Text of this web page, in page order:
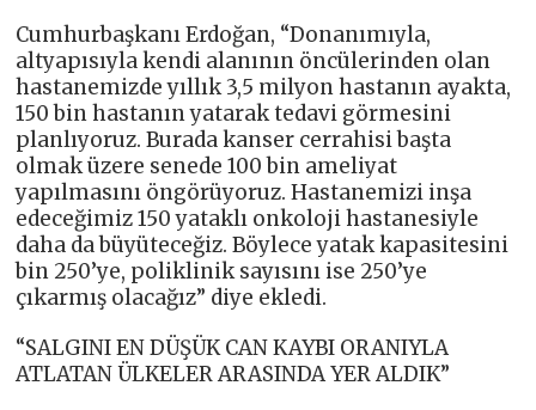
Cumhurbaşkanı Erdoğan, “Donanımıyla,
altyapısıyla kendi alanının öncülerinden olan
hastanemizde yıllık 3,5 milyon hastanın ayakta,
150 bin hastanın yatarak tedavi görmesini
planlıyoruz. Burada kanser cerrahisi başta
olmak üzere senede 100 bin ameliyat
yapılmasını öngörüyoruz. Hastanemizi inşa
edeceğimiz 150 yataklı onkoloji hastanesiyle
daha da büyüteceğiz. Böylece yatak kapasitesini
bin 250’ye, poliklinik sayısını ise 250’ye
çıkarmış olacağız” diye ekledi.
“SALGINI EN DÜŞÜK CAN KAYBI ORANIYLA
ATLATAN ÜLKELER ARASINDA YER ALDIK”